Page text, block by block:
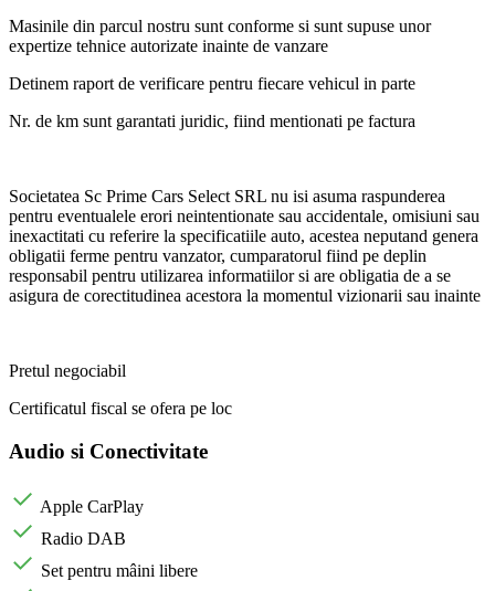
Masinile din parcul nostru sunt conforme si sunt supuse unor
expertize tehnice autorizate inainte de vanzare
Detinem raport de verificare pentru fiecare vehicul in parte
Nr. de km sunt garantati juridic, fiind mentionati pe factura
Societatea Sc Prime Cars Select SRL nu isi asuma raspunderea
pentru eventualele erori neintentionate sau accidentale, omisiuni sau
inexactitati cu referire la specificatiile auto, acestea neputand genera
obligatii ferme pentru vanzator, cumparatorul fiind pe deplin
responsabil pentru utilizarea informatiilor si are obligatia de a se
asigura de corectitudinea acestora la momentul vizionarii sau inainte
Pretul negociabil
Certificatul fiscal se ofera pe loc
Audio si Conectivitate
Apple CarPlay
Radio DAB
Set pentru mâini libere